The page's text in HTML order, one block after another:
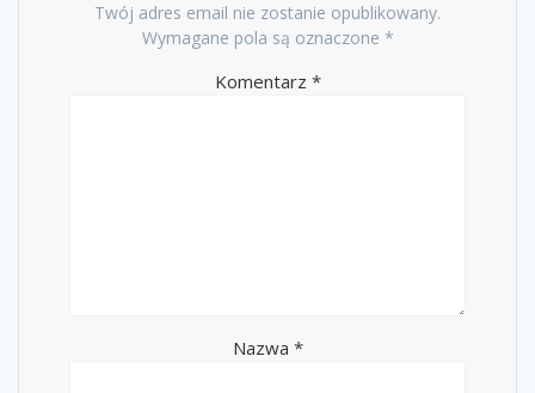
Twój adres email nie zostanie opublikowany.
Wymagane pola są oznaczone *
Komentarz *
Nazwa *